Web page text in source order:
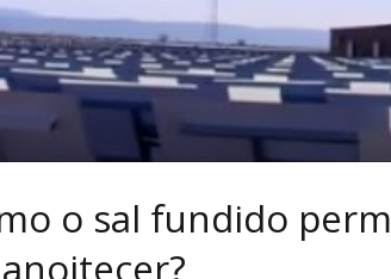
o sal fundido